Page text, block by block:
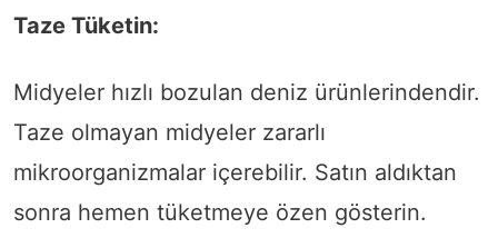
Taze Tüketin:
Midyeler hızlı bozulan deniz ürünlerindendir.
Taze olmayan midyeler zararlı
mikroorganizmalar içerebilir. Satın aldıktan
sonra hemen tüketmeye özen gösterin.